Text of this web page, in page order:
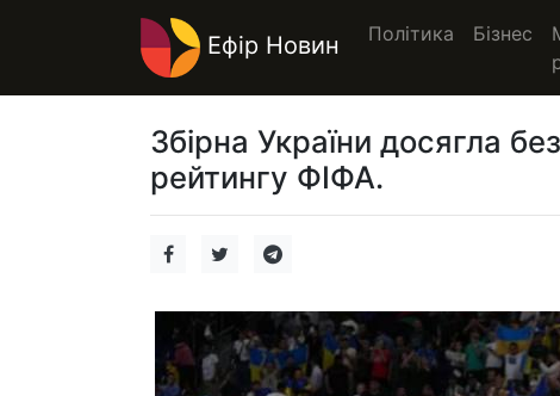
Ефір Новин Політика Бізнес
Збірна України досягла
рейтингу ФІФА.